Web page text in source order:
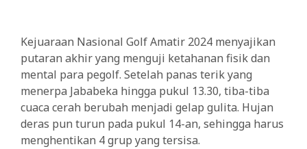
Kejuaraan Nasional Golf Amatir 2024 menyajikan
putaran akhir yang menguji ketahanan fisik dan
mental para pegolf. Setelah panas terik yang
menerpa Jababeka hingga pukul 13.30, tiba-tiba
cuaca cerah berubah menjadi gelap gulita. Hujan
deras pun turun pada pukul 14-an, sehingga harus
menghentikan 4 grup yang tersisa.